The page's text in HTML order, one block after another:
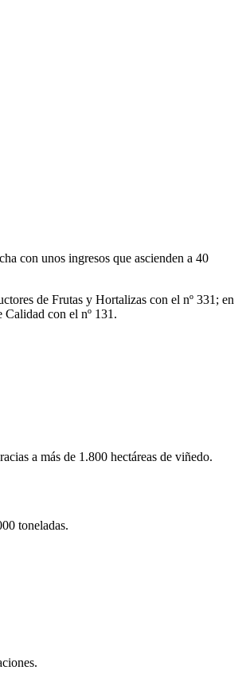
con unos ingresos que ascienden a 40
de Frutas y Hortalizas con el nº 331; en
con el nº 131.
a más de 1.800 hectáreas de viñedo.
toneladas.